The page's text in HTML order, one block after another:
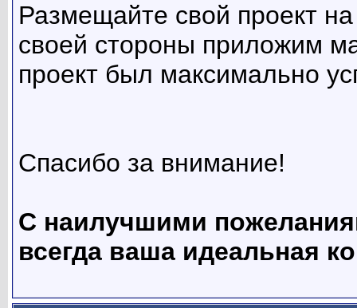
Размещайте свой проект
своей стороны приложим
проект был максимально
Спасибо за внимание!
С наилучшими
всегда ваша идеальная